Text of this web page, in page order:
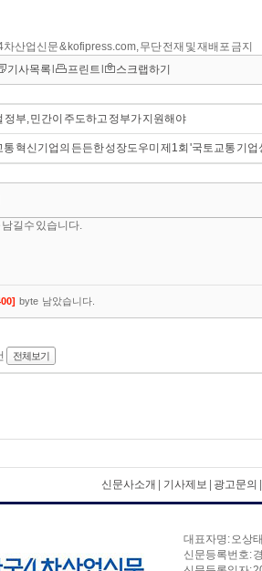
산업신문 & kofipress.com, 무단 전재 및 재배포 금지
기사목록 프린트 스크랩하기
정부, 민간이 주도하고 정부가 지원해야
통 혁신기업의 든든한 성장도우미 제1회 '국토교통 기
신문사소개 기사제보 광고문의
대표자명: 오상
신문등록번호: